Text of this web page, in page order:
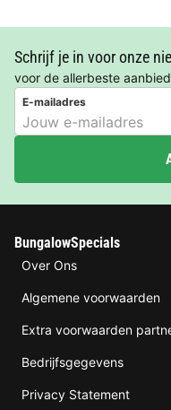
Schrijf je in voor onze
voor de allerbeste
E-mailadres
BungalowSpecials
Over Ons
Algemene voorwaarden
Extra voorwaarden
Bedrijfsgegevens
Privacy Statement